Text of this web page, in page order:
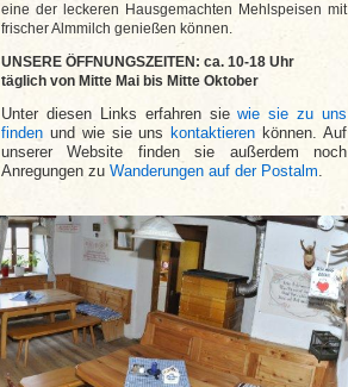
eine der leckeren Hausgemachten Mehlspeisen mit
frischer Almmilch genießen können.
UNSERE ÖFFNUNGSZEITEN: ca. 10-18 Uhr
täglich von Mitte Mai bis Mitte Oktober
Unter diesen Links erfahren siewie sie zu uns
finden und wie sie uns kontaktieren können. Auf
unserer Website finden sie außerdem noch
Anregungen zu Wanderungen auf der Postalm.